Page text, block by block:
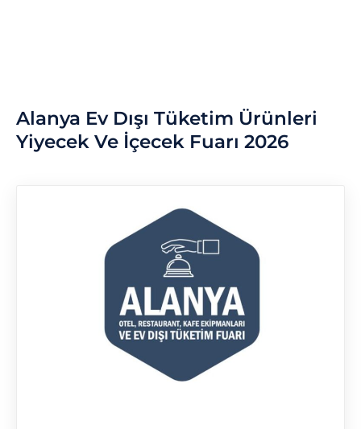
Alanya Ev Dışı Tüketim Ürünleri
Yiyecek Ve İçecek Fuarı 2026